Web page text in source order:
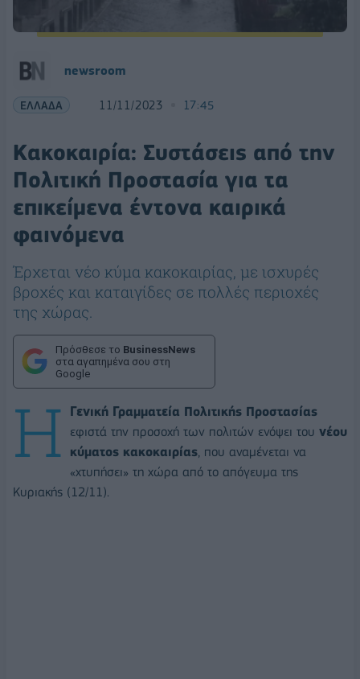
newsroom
ΕΛΛΑΔΑ 11/11/2023 17:45
Κακοκαιρία: Συστάσεις από την
Πολιτική Προστασία για τα
επικείμενα έντονα καιρικά
φαινόμενα
Έρχεται νέο κύμα κακοκαιρίας, με ισχυρές
βροχές και καταιγίδες σε πολλές περιοχές
της χώρας.
Πρόσθεσε το BusinessNews
στα αγαπημένα σου στη
Google
H
Γενική Γραμματεία Πολιτικής Προστασίας
εφιστά την προσοχή των πολιτών ενόψει του νέου
κύματος κακοκαιρίας, που αναμένεται να
«χτυπήσει» τη χώρα από το απόγευμα της
Κυριακής (12/11).